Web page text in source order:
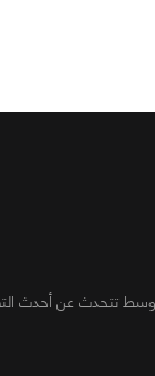
تتحدث عن أحدث